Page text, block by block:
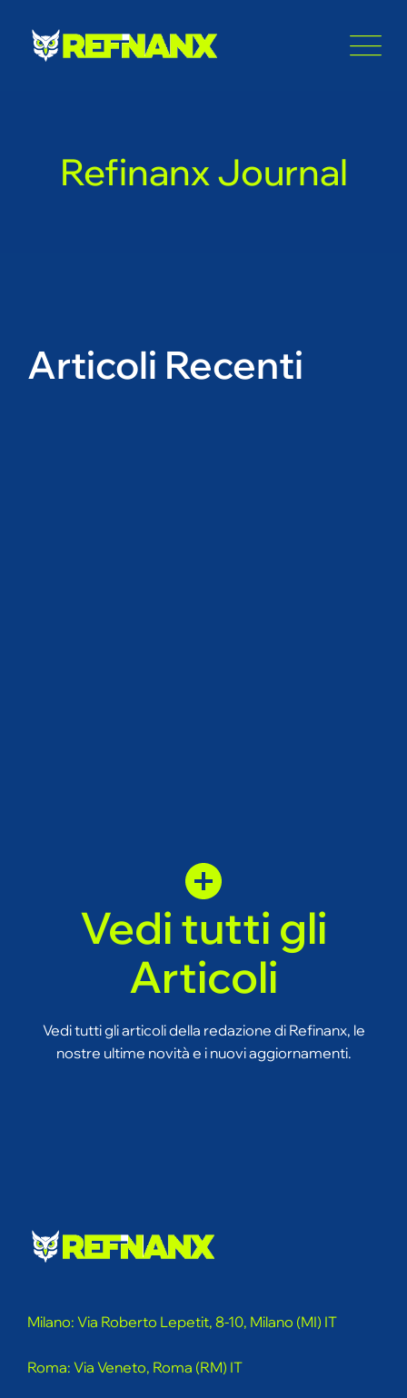
content
Refinanx Journal
Articoli Recenti
Vedi tutti gli
Articoli
Vedi tutti gli articoli della redazione di Refinanx, le
nostre ultime novità e i nuovi aggiornamenti.
Milano: Via Roberto Lepetit, 8-10, Milano (MI) IT
Roma: Via Veneto, Roma (RM) IT